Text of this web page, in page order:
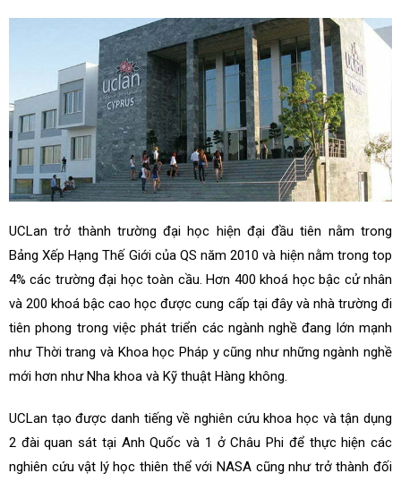
UCLan trở thành trường đại học hiện đại đầu tiên nằm trong
Bảng Xếp Hạng Thế Giới của QS năm 2010 và hiện nằm trong top
4% các trường đại học toàn cầu. Hơn 400 khoá học bậc cử nhân
và 200 khoá bậc cao học được cung cấp tại đây và nhà trường đi
tiên phong trong việc phát triển các ngành nghề đang lớn mạnh
như Thời trang và Khoa học Pháp y cũng như những ngành nghề
mới hơn như Nha khoa và Kỹ thuật Hàng không.
UCLan tạo được danh tiếng về nghiên cứu khoa học và tận dụng
2 đài quan sát tại Anh Quốc và 1 ở Châu Phi để thực hiện các
nghiên cứu vật lý học thiên thể với NASA cũng như trở thành đối